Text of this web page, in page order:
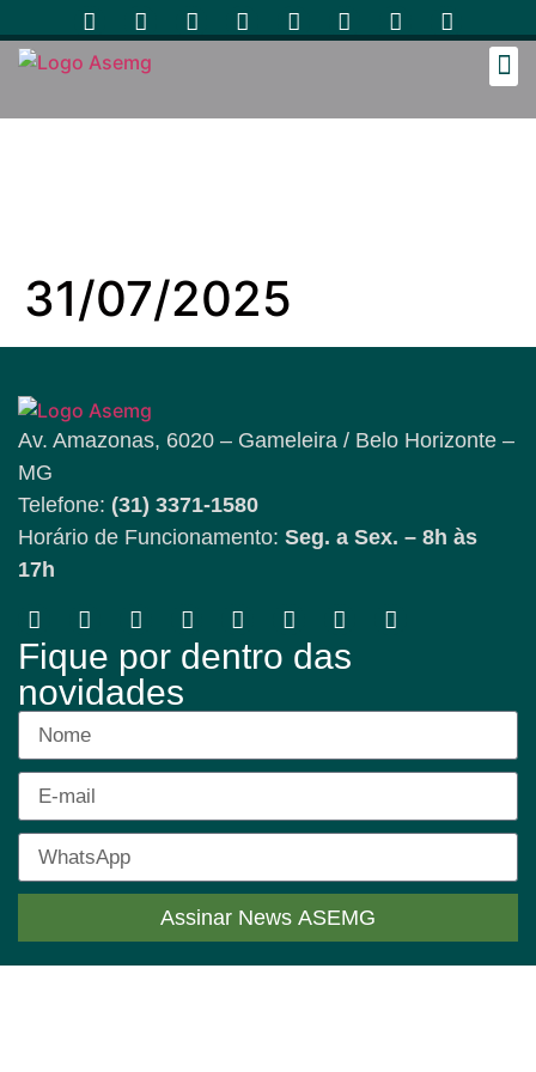
31/07/2025
Av. Amazonas, 6020 – Gameleira / Belo Horizonte –
MG
Telefone: (31) 3371-1580
Horário de Funcionamento: Seg. a Sex. – 8h às
17h
Fique por dentro das
novidades
Assinar News ASEMG